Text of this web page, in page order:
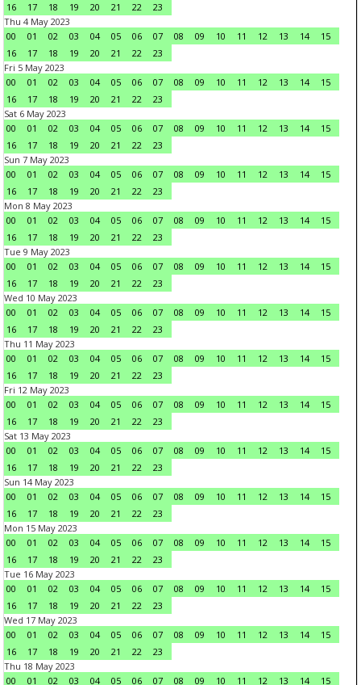
16
17 18 19 20 21 22
23
Thu 4 May 2023
00
01 02 03 04 05 06 07 08 09 10 11 12 13 14
15
16
17 18 19 20 21 22
23
Fri 5 May 2023
00
01 02 03 04 05 06 07 08 09 10 11 12 13 14
15
16
17 18 19 20 21 22
23
Sat 6 May 2023
00
01 02 03 04 05 06 07 08 09 10 11 12 13 14
15
16
17 18 19 20 21 22
23
Sun 7 May 2023
00
01 02 03 04 05 06 07 08 09 10 11 12 13 14
15
16
17 18 19 20 21 22
23
Mon 8 May 2023
00
01 02 03 04 05 06 07 08 09 10 11 12 13 14
15
16
17 18 19 20 21 22
23
Tue 9 May 2023
00
01 02 03 04 05 06 07 08 09 10 11 12 13 14
15
16
17 18 19 20 21 22
23
Wed 10 May 2023
00
01 02 03 04 05 06 07 08 09 10 11 12 13 14
15
16
17 18 19 20 21 22
23
Thu 11 May 2023
00
01 02 03 04 05 06 07 08 09 10 11 12 13 14
15
16
17 18 19 20 21 22
23
Fri 12 May 2023
00
01 02 03 04 05 06 07 08 09 10 11 12 13 14
15
16
17 18 19 20 21 22
23
Sat 13 May 2023
00
01 02 03 04 05 06 07 08 09 10 11 12 13 14
15
16
17 18 19 20 21 22
23
Sun 14 May 2023
00
01 02 03 04 05 06 07 08 09 10 11 12 13 14
15
16
17 18 19 20 21 22
23
Mon 15 May 2023
00
01 02 03 04 05 06 07 08 09 10 11 12 13 14
15
16
17 18 19 20 21 22
23
Tue 16 May 2023
00
01 02 03 04 05 06 07 08 09 10 11 12 13 14
15
16
17 18 19 20 21 22
23
Wed 17 May 2023
00
01 02 03 04 05 06 07 08 09 10 11 12 13 14
15
16
17 18 19 20 21 22
23
Thu 18 May 2023
00
01 02 03 04 05 06 07 08 09 10 11 12 13 14 15